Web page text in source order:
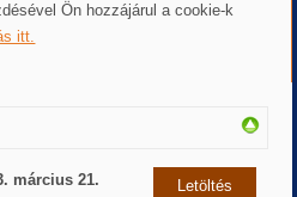
Ön hozzájárul a cookie-k
itt.
március 21.
Letöltés